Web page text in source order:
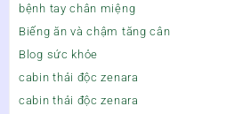
bệnh tay chân miệng
Biếng ăn và chậm tăng cân
Blog sức khỏe
cabin thải độc zenara
cabin thải độc zenara